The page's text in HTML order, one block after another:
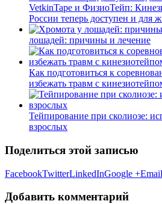
VetkinTape и ФизиоТейп:
России теперь доступен и для
лошадей: причины и лечение
Как подготовиться к
избежать травм с
Тейпирование при сколиозе:
взрослых
Поделиться этой записью
FacebookTwitterLinkedInGoogle +Email
Добавить комментарий